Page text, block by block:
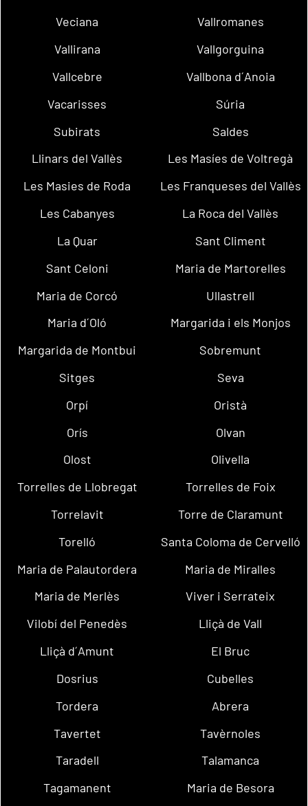
Veciana
Vallromanes
Vallirana
Vallgorguina
Vallcebre
Vallbona d´Anoia
Vacarisses
Súria
Subirats
Saldes
Llinars del Vallès
Les Masíes de Voltregà
Les Masies de Roda
Les Franqueses del Vallès
Les Cabanyes
La Roca del Vallès
La Quar
Sant Climent
Sant Celoni
Maria de Martorelles
Maria de Corcó
Ullastrell
Maria d´Oló
Margarida i els Monjos
Margarida de Montbui
Sobremunt
Sitges
Seva
Orpí
Oristà
Orís
Olvan
Olost
Olivella
Torrelles de Llobregat
Torrelles de Foix
Torrelavit
Torre de Claramunt
Torelló
Santa Coloma de Cervelló
Maria de Palautordera
Maria de Miralles
Maria de Merlès
Viver i Serrateix
Vilobí del Penedès
Lliçà de Vall
Lliçà d´Amunt
El Bruc
Dosrius
Cubelles
Tordera
Abrera
Tavertet
Tavèrnoles
Taradell
Talamanca
Tagamanent
Maria de Besora